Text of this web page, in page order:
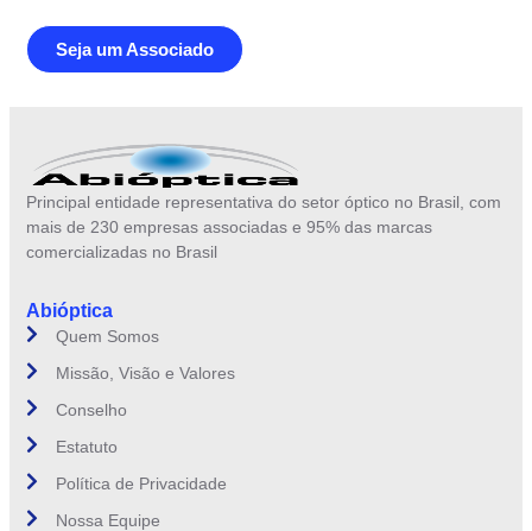
Seja um Associado
Principal entidade representativa do setor óptico no Brasil, com
mais de 230 empresas associadas e 95% das marcas
comercializadas no Brasil
Abióptica
Quem Somos
Missão, Visão e Valores
Conselho
Estatuto
Política de Privacidade
Nossa Equipe